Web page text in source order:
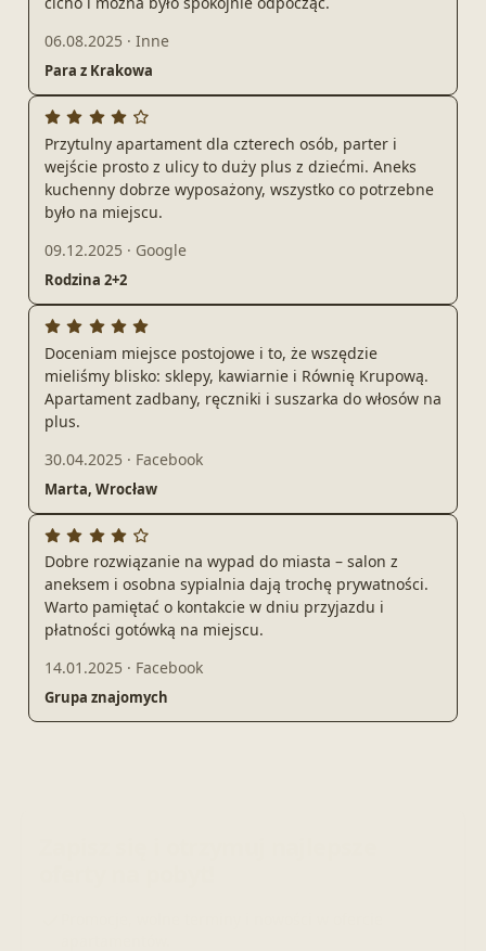
06.08.2025 · Inne
Para z Krakowa
Przytulny apartament dla czterech osób, parter i
wejście prosto z ulicy to duży plus z dziećmi. Aneks
kuchenny dobrze wyposażony, wszystko co potrzebne
było na miejscu.
09.12.2025 · Google
Rodzina 2+2
Doceniam miejsce postojowe i to, że wszędzie
mieliśmy blisko: sklepy, kawiarnie i Równię Krupową.
Apartament zadbany, ręczniki i suszarka do włosów na
plus.
30.04.2025 · Facebook
Marta, Wrocław
Dobre rozwiązanie na wypad do miasta – salon z
aneksem i osobna sypialnia dają trochę prywatności.
Warto pamiętać o kontakcie w dniu przyjazdu i
płatności gotówką na miejscu.
14.01.2025 · Facebook
Grupa znajomych